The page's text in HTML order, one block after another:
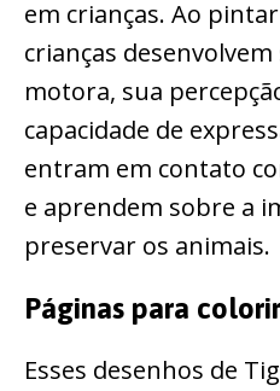
em crianças. Ao
crianças
motora, sua
capacidade de
entram em contato
e aprendem sobre a
preservar os animais.
Páginas para
Esses desenhos de